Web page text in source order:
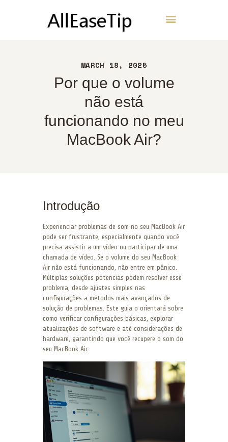
MARCH 18, 2025
Por que o volume
não está
funcionando no meu
MacBook Air?
AllEaseTip
SOBRE
CONTATO
POLÍTICA
PORTUGUÊS
Introdução
Experienciar problemas de som no seu MacBook Air
pode ser frustrante, especialmente quando você
precisa assistir a um vídeo ou participar de uma
chamada de vídeo. Se o volume do seu MacBook
Air não está funcionando, não entre em pânico.
Múltiplas soluções potencias podem resolver esse
problema, desde ajustes simples nas
configurações a métodos mais avançados de
solução de problemas. Este guia o orientará sobre
como verificar configurações básicas, explorar
atualizações de software e até considerações de
hardware, garantindo que você recupere o som do
seu MacBook Air.